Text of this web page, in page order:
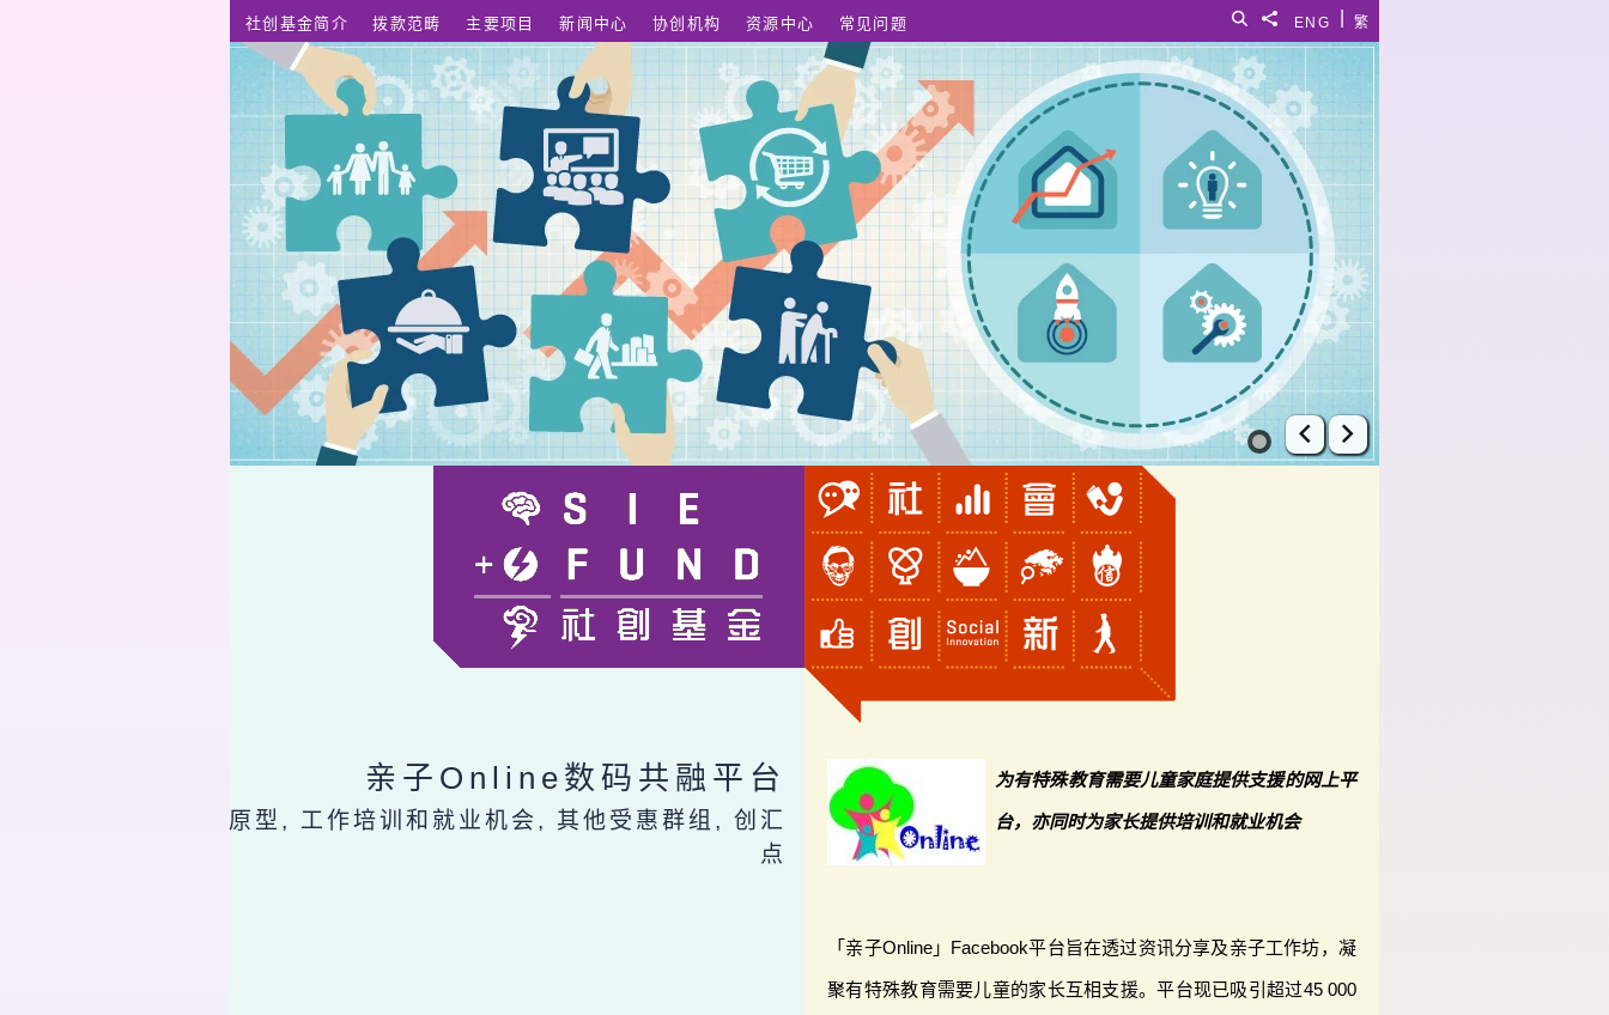
繁
ENG
分享給
搜寻
社创基金简介 拨款范畴 主要项目 新闻中心 协创机构 资源中心 常见问题
上一张幻灯片
下一张幻灯片
亲子Online数码共融平台
原型, 工作培训和就业机会, 其他受惠群组, 创汇
点
为有特殊教育需要儿童家庭提供支援的网上平
台，亦同时为家长提供培训和就业机会
「亲子Online」Facebook平台旨在透过资讯分享及亲子工作坊，凝
聚有特殊教育需要儿童的家长互相支援。平台现已吸引超过45 000